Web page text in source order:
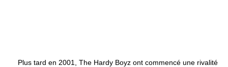
Plus tard en 2001, The Hardy Boyz ont commencé une rivalité